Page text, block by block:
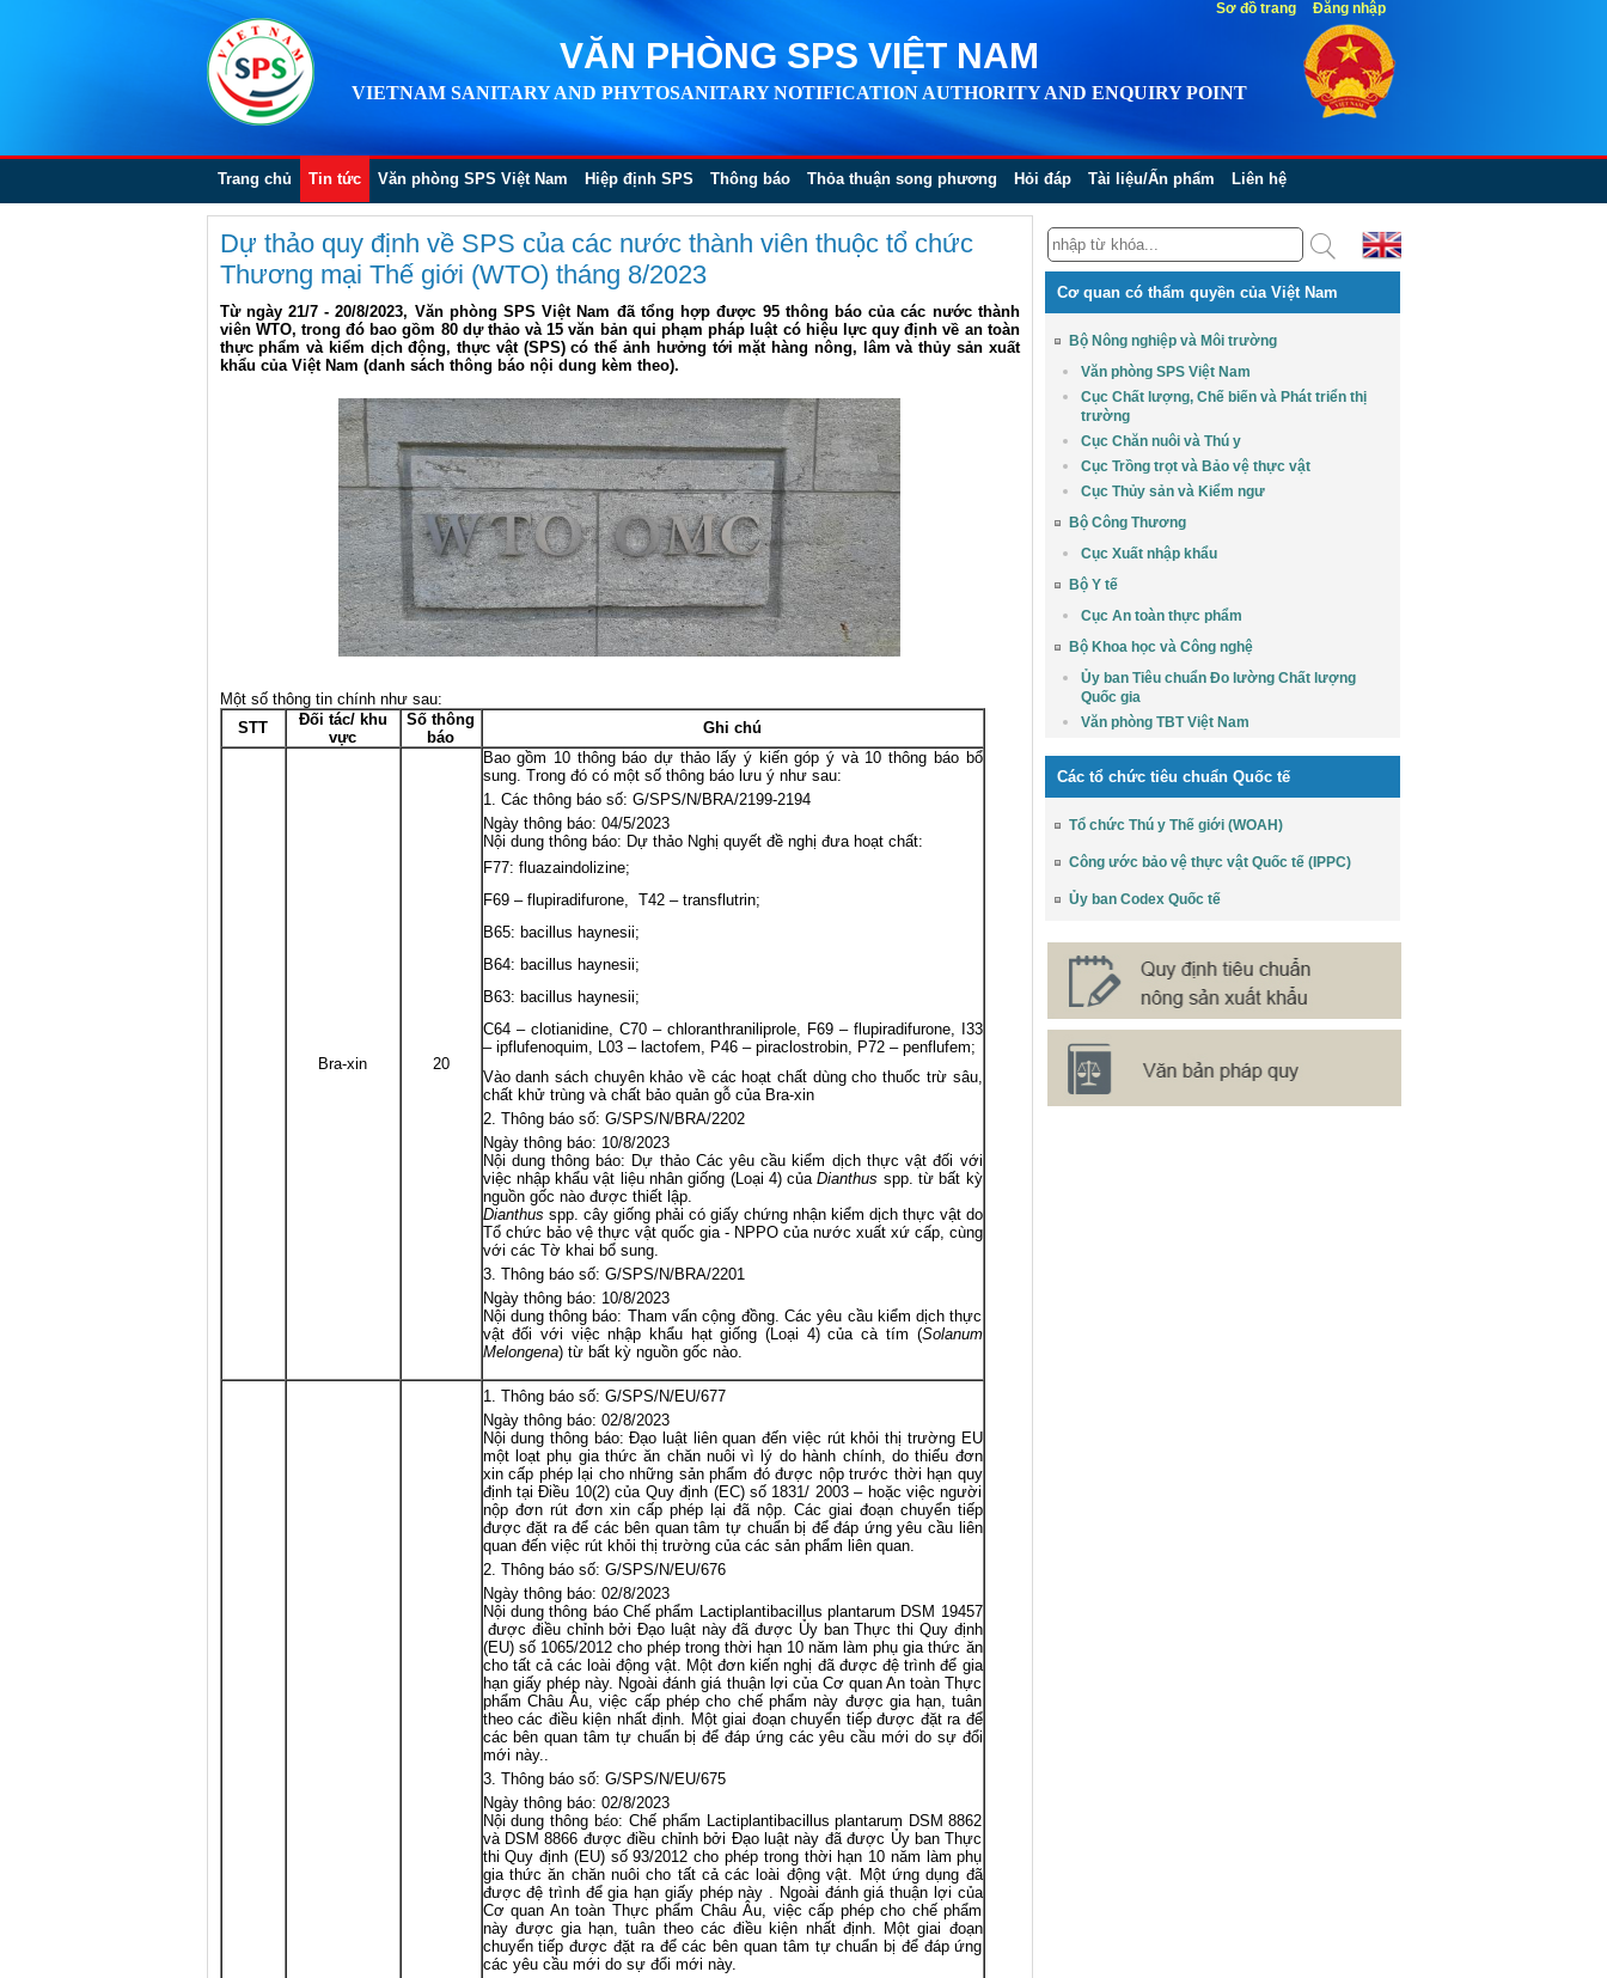
VĂN PHÒNG SPS VIỆT NAM
VIETNAM SANITARY AND PHYTOSANITARY NOTIFICATION AUTHORITY AND ENQUIRY POINT
Trang chủ Tin tức Văn phòng SPS Việt Nam Hiệp định SPS Thông báo Thỏa thuận song phương Hỏi đáp Tài liệu/Ấn phẩm Liên hệ
Dự thảo quy định về SPS của các nước thành viên thuộc tổ chức
Thương mại Thế giới (WTO) tháng 8/2023
Từ ngày 21/7 - 20/8/2023, Văn phòng SPS Việt Nam đã tổng hợp được 95 thông báo của các nước thành
viên WTO, trong đó bao gồm 80 dự thảo và 15 văn bản qui phạm pháp luật có hiệu lực quy định về an toàn
thực phẩm và kiểm dịch động, thực vật (SPS) có thể ảnh hưởng tới mặt hàng nông, lâm và thủy sản xuất
khẩu của Việt Nam (danh sách thông báo nội dung kèm theo).
Một số thông tin chính như sau:
STT
Đối tác/ khu
vực
Số thông
báo
Ghi chú
Bra-xin 20
Bao gồm 10 thông báo dự thảo lấy ý kiến góp ý và 10 thông báo bổ
sung. Trong đó có một số thông báo lưu ý như sau:
Các thông báo số: G/SPS/N/BRA/2199-2194
Ngày thông báo: 04/5/2023
Nội dung thông báo: Dự thảo Nghị quyết đề nghị đưa hoạt chất:
F77: fluazaindolizine;
F69 – flupiradifurone, T42 – transflutrin;
B65: bacillus haynesii;
B64: bacillus haynesii;
B63: bacillus haynesii;
C64 – clotianidine, C70 – chloranthraniliprole, F69 – flupiradifurone, I33
– ipflufenoquim, L03 – lactofem, P46 – piraclostrobin, P72 – penflufem;
Vào danh sách chuyên khảo về các hoạt chất dùng cho thuốc trừ sâu,
chất khử trùng và chất bảo quản gỗ của Bra-xin
Thông báo số: G/SPS/N/BRA/2202
Ngày thông báo: 10/8/2023
Nội dung thông báo: Dự thảo Các yêu cầu kiểm dịch thực vật đối với
việc nhập khẩu vật liệu nhân giống (Loại 4) củaDianthus spp. từ bất kỳ
nguồn gốc nào được thiết lập.
Dianthus spp. cây giống phải có giấy chứng nhận kiểm dịch thực vật do
Tổ chức bảo vệ thực vật quốc gia - NPPO của nước xuất xứ cấp, cùng
với các Tờ khai bổ sung.
Thông báo số: G/SPS/N/BRA/2201
Ngày thông báo: 10/8/2023
Nội dung thông báo: Tham vấn cộng đồng. Các yêu cầu kiểm dịch thực
vật đối với việc nhập khẩu hạt giống (Loại 4) của cà tím (Solanum
Melongena) từ bất kỳ nguồn gốc nào.
Thông báo số: G/SPS/N/EU/677
Ngày thông báo: 02/8/2023
Nội dung thông báo: Đạo luật liên quan đến việc rút khỏi thị trường EU
một loạt phụ gia thức ăn chăn nuôi vì lý do hành chính, do thiếu đơn
xin cấp phép lại cho những sản phẩm đó được nộp trước thời hạn quy
định tại Điều 10(2) của Quy định (EC) số 1831/ 2003 – hoặc việc người
nộp đơn rút đơn xin cấp phép lại đã nộp. Các giai đoạn chuyển tiếp
được đặt ra để các bên quan tâm tự chuẩn bị để đáp ứng yêu cầu liên
quan đến việc rút khỏi thị trường của các sản phẩm liên quan.
Thông báo số: G/SPS/N/EU/676
Ngày thông báo: 02/8/2023
Nội dung thông báo Chế phẩm Lactiplantibacillus plantarum DSM 19457
được điều chỉnh bởi Đạo luật này đã được Ủy ban Thực thi Quy định
(EU) số 1065/2012 cho phép trong thời hạn 10 năm làm phụ gia thức ăn
cho tất cả các loài động vật. Một đơn kiến nghị đã được đệ trình để gia
hạn giấy phép này. Ngoài đánh giá thuận lợi của Cơ quan An toàn Thực
phẩm Châu Âu, việc cấp phép cho chế phẩm này được gia hạn, tuân
theo các điều kiện nhất định. Một giai đoạn chuyển tiếp được đặt ra để
các bên quan tâm tự chuẩn bị để đáp ứng các yêu cầu mới do sự đổi
mới này..
Thông báo số: G/SPS/N/EU/675
Ngày thông báo: 02/8/2023
Nội dung thông báo: Chế phẩm Lactiplantibacillus plantarum DSM 8862
và DSM 8866 được điều chỉnh bởi Đạo luật này đã được Ủy ban Thực
thi Quy định (EU) số 93/2012 cho phép trong thời hạn 10 năm làm phụ
gia thức ăn chăn nuôi cho tất cả các loài động vật. Một ứng dụng đã
được đệ trình để gia hạn giấy phép này . Ngoài đánh giá thuận lợi của
Cơ quan An toàn Thực phẩm Châu Âu, việc cấp phép cho chế phẩm
này được gia hạn, tuân theo các điều kiện nhất định. Một giai đoạn
chuyển tiếp được đặt ra để các bên quan tâm tự chuẩn bị để đáp ứng
các yêu cầu mới do sự đổi mới này.
Cơ quan có thẩm quyền của Việt Nam
Bộ Nông nghiệp và Môi trường
Văn phòng SPS Việt Nam
Cục Chất lượng, Chế biến và Phát triển thị
trường
Cục Chăn nuôi và Thú y
Cục Trồng trọt và Bảo vệ thực vật
Cục Thủy sản và Kiểm ngư
Bộ Công Thương
Cục Xuất nhập khẩu
Bộ Y tế
Cục An toàn thực phẩm
Bộ Khoa học và Công nghệ
Ủy ban Tiêu chuẩn Đo lường Chất lượng
Quốc gia
Văn phòng TBT Việt Nam
Các tổ chức tiêu chuẩn Quốc tế
Tổ chức Thú y Thế giới (WOAH)
Công ước bảo vệ thực vật Quốc tế (IPPC)
Ủy ban Codex Quốc tế
Sơ đồ trang Đăng nhập